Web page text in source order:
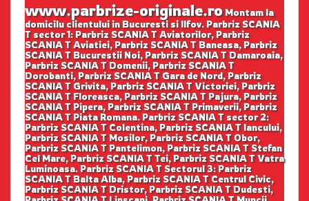
www.parbrize-originale.roMontam la
domicilu clientului in Bucuresti si Ilfov. Parbriz SCANIA
T sector 1: Parbriz SCANIA T Aviatorilor, Parbriz
SCANIA T Aviatiei, Parbriz SCANIA T Baneasa, Parbriz
SCANIA T Bucurestii Noi, Parbriz SCANIA T Damaroaia,
Parbriz SCANIA T Domenii, Parbriz SCANIA T
Dorobanti, Parbriz SCANIA T Gara de Nord, Parbriz
SCANIA T Grivita, Parbriz SCANIA T Victoriei, Parbriz
SCANIA T Floreasca, Parbriz SCANIA T Pajura, Parbriz
SCANIA T Pipera, Parbriz SCANIA T Primaverii, Parbriz
SCANIA T Piata Romana. Parbriz SCANIA T sector 2:
Parbriz SCANIA T Colentina, Parbriz SCANIA T Iancului,
Parbriz SCANIA T Mosilor, Parbriz SCANIA T Obor,
Parbriz SCANIA T Pantelimon, Parbriz SCANIA T Stefan
Cel Mare, Parbriz SCANIA T Tei, Parbriz SCANIA T Vatra
Luminoasa. Parbriz SCANIA T Sectorul 3: Parbriz
SCANIA T Balta Alba, Parbriz SCANIA T Centrul Civic,
Parbriz SCANIA T Dristor, Parbriz SCANIA T Dudesti,